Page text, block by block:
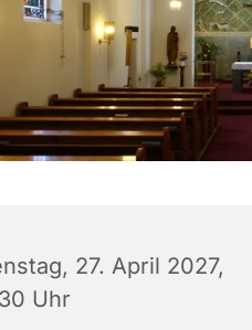
27. April 2027,
Uhr